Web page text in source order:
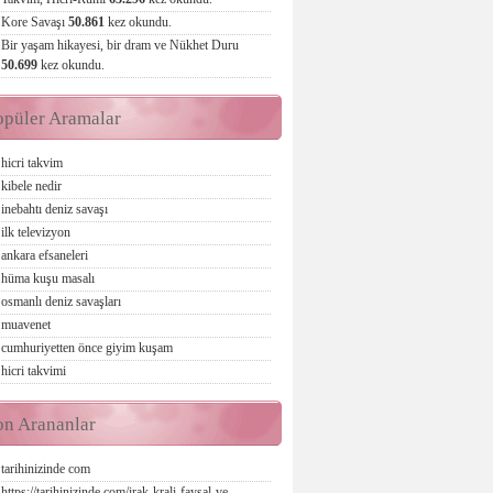
Kore Savaşı 50.861 kez okundu.
Bir yaşam hikayesi, bir dram ve Nükhet Duru
50.699 kez okundu.
Aramalar
hicri takvim
kibele nedir
inebahtı deniz savaşı
ilk televizyon
ankara efsaneleri
hüma kuşu masalı
osmanlı deniz savaşları
muavenet
cumhuriyetten önce giyim kuşam
hicri takvimi
Arananlar
tarihinizinde com